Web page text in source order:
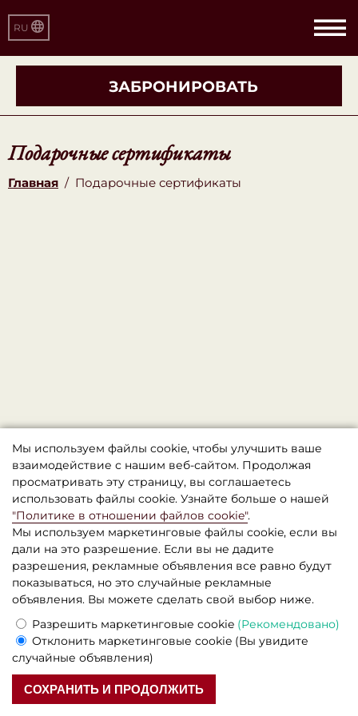
ЗАБРОНИРОВАТЬ
RU
Подарочные сертификаты
Главная / Подарочные сертификаты
Бутик-отель Севен Дейс , Прага
© 2026 Официальный сайт
Правовая информация
Прага,
+(420) 222-923-111
Мы используем файлы cookie, чтобы улучшить ваше
взаимодействие с нашим веб-сайтом. Продолжая
просматривать эту страницу, вы соглашаетесь
использовать файлы cookie. Узнайте больше о нашей
"Политике в отношении файлов cookie".
Мы используем маркетинговые файлы cookie, если вы
дали на это разрешение. Если вы не дадите
разрешения, рекламные объявления все равно будут
показываться, но это случайные рекламные
объявления. Вы можете сделать свой выбор ниже.
Разрешить маркетинговые cookie (Рекомендовано)
Отклонить маркетинговые cookie (Вы увидите
случайные объявления)
СОХРАНИТЬ И ПРОДОЛЖИТЬ